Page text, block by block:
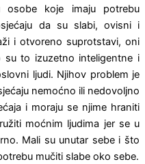
koje imaju potrebu
da su slabi, ovisni i
i otvoreno suprotstavi, oni
su to izuzetno inteligentne i
ljudi. Njihov problem je
nemoćno ili nedovoljno
i moraju se njime hraniti
moćnim ljudima jer se u
Mali su unutar sebe i što
mučiti slabe oko sebe.